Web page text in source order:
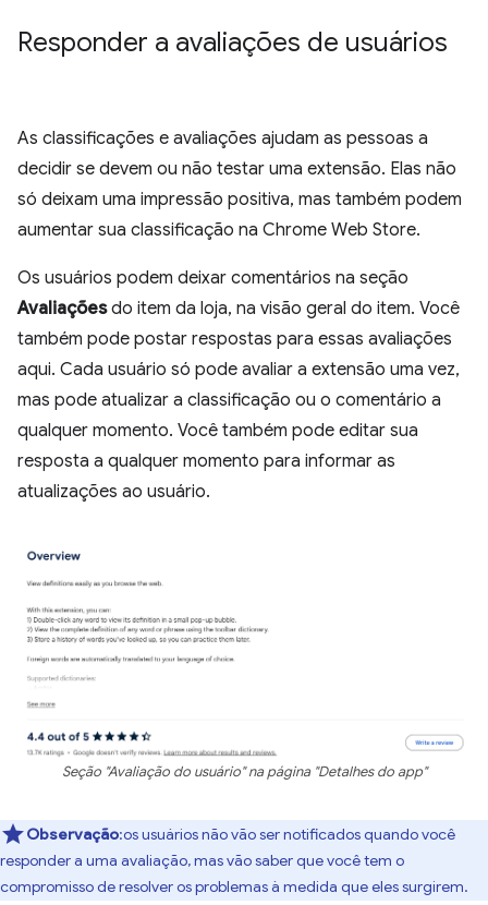
Responder a avaliações de usuários
As classificações e avaliações ajudam as pessoas a
decidir se devem ou não testar uma extensão. Elas não
só deixam uma impressão positiva, mas também podem
aumentar sua classificação na Chrome Web Store.
Os usuários podem deixar comentários na seção
Avaliaçõesdo item da loja, na visão geral do item. Você
também pode postar respostas para essas avaliações
aqui. Cada usuário só pode avaliar a extensão uma vez,
mas pode atualizar a classificação ou o comentário a
qualquer momento. Você também pode editar sua
resposta a qualquer momento para informar as
atualizações ao usuário.
Seção "Avaliação do usuário" na página "Detalhes do app"
Observação:os usuários não vão ser notificados quando você
responder a uma avaliação, mas vão saber que você tem o
compromisso de resolver os problemas à medida que eles surgirem.